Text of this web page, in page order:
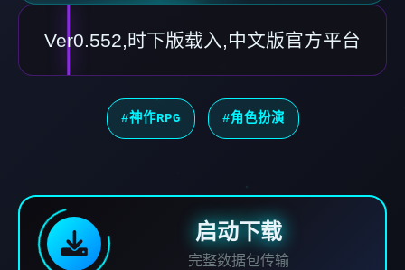
Ver0.552,时下版载入,中文版官方平台
#神作RPG #角色扮演
启动下载
完整数据包传输